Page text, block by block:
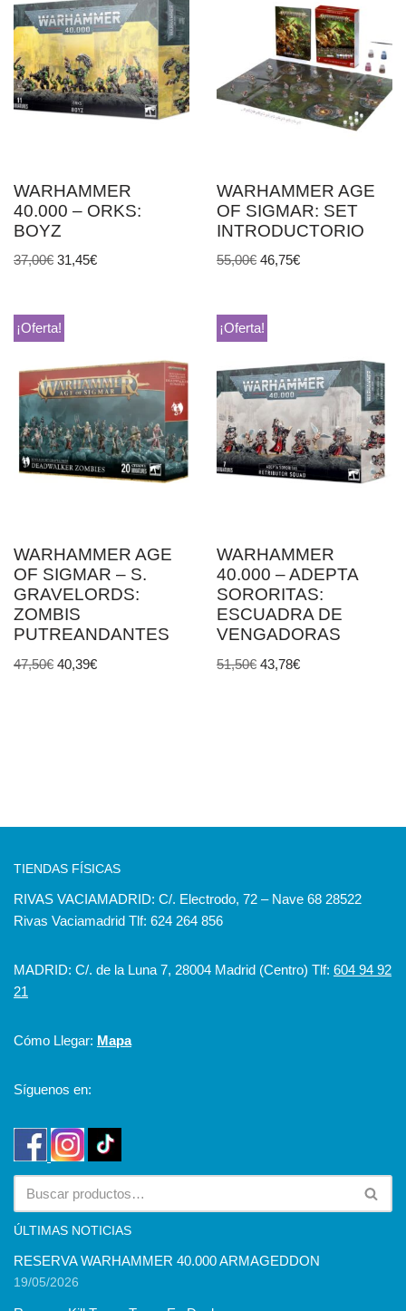
WARHAMMER
40.000 – ORKS:
BOYZ
37,00€ 31,45€
WARHAMMER AGE
OF SIGMAR: SET
INTRODUCTORIO
55,00€ 46,75€
¡Oferta!
WARHAMMER AGE
OF SIGMAR – S.
GRAVELORDS:
ZOMBIS
PUTREANDANTES
47,50€ 40,39€
¡Oferta!
WARHAMMER
40.000 – ADEPTA
SORORITAS:
ESCUADRA DE
VENGADORAS
51,50€ 43,78€
TIENDAS FÍSICAS
RIVAS VACIAMADRID: C/. Electrodo, 72 – Nave 68 28522
Rivas Vaciamadrid Tlf: 624 264 856
MADRID: C/. de la Luna 7, 28004 Madrid (Centro) Tlf: 604 94 92
21
Cómo Llegar: Mapa
Síguenos en:
ÚLTIMAS NOTICIAS
RESERVA WARHAMMER 40.000 ARMAGEDDON
19/05/2026